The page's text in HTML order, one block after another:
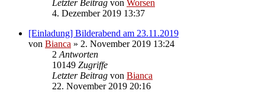
Letzter Beitrag von Worsen
4. Dezember 2019 13:37
[Einladung] Bilderabend am 23.11.2019
von Bianca » 2. November 2019 13:24
2 Antworten
10149 Zugriffe
Letzter Beitrag von Bianca
22. November 2019 20:16